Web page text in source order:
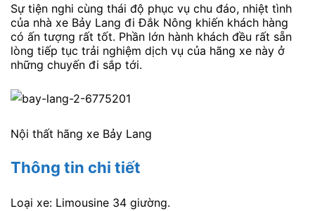
Sự tiện nghi cùng thái độ phục vụ chu đáo, nhiệt tình
của nhà xe Bảy Lang đi Đắk Nông khiến khách hàng
có ấn tượng rất tốt. Phần lớn hành khách đều rất sẵn
lòng tiếp tục trải nghiệm dịch vụ của hãng xe này ở
những chuyến đi sắp tới.
Nội thất hãng xe Bảy Lang
Thông tin chi tiết
Loại xe: Limousine 34 giường.